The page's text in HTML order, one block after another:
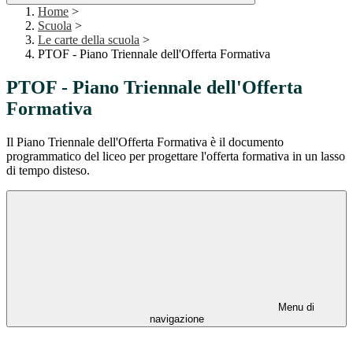
Home >
Scuola >
Le carte della scuola >
PTOF - Piano Triennale dell'Offerta Formativa
PTOF - Piano Triennale dell'Offerta
Formativa
Il Piano Triennale dell'Offerta Formativa è il documento
programmatico del liceo per progettare l'offerta formativa in un lasso
di tempo disteso.
Menu di
navigazione